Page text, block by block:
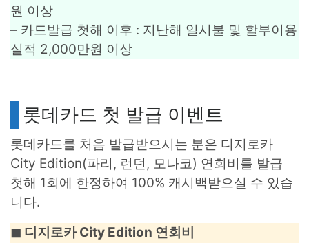
원 이상
– 카드발급 첫해 이후 : 지난해 일시불 및 할부이용
실적 2,000만원 이상
롯데카드 첫 발급 이벤트
롯데카드를 처음 발급받으시는 분은 디지로카
City Edition(파리, 런던, 모나코) 연회비를 발급
첫해 1회에 한정하여 100% 캐시백받으실 수 있습
니다.
◼︎ 디지로카 City Edition 연회비